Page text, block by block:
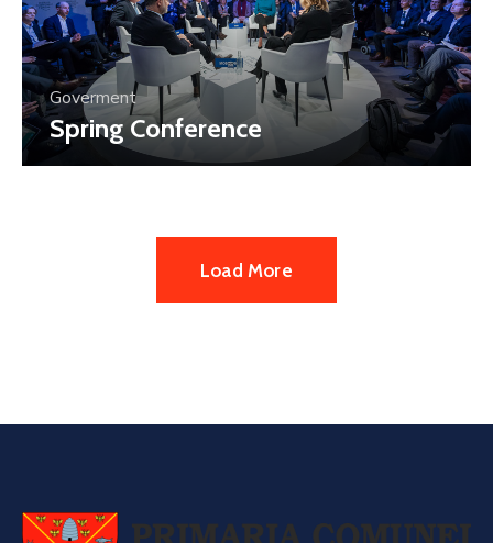
Goverment
Spring Conference
Load More